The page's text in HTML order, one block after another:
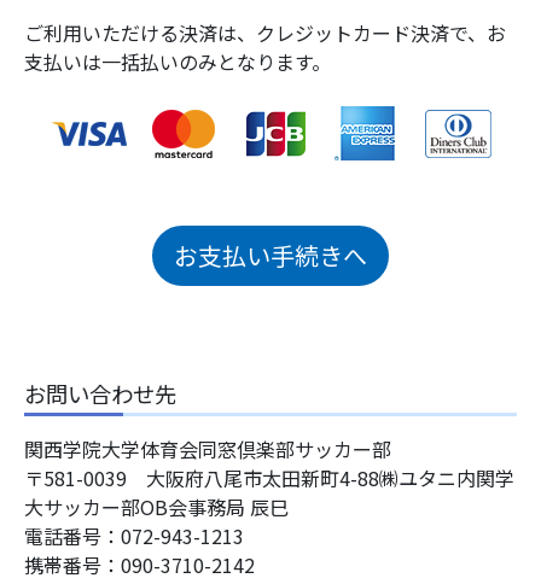
ご利用いただける決済は、クレジットカード決済で、お
支払いは一括払いのみとなります。
お支払い手続きへ
お問い合わせ先
関西学院大学体育会同窓倶楽部サッカー部
〒581-0039 大阪府八尾市太田新町4-88㈱ユタニ内関学
大サッカー部OB会事務局 辰巳
電話番号：072-943-1213
携帯番号：090-3710-2142